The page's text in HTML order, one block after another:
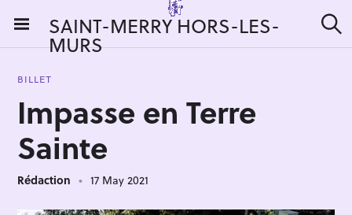
i
SAINT-MERRY HORS-LES-
MURS e
BILLET
Impasse en Terre
Sainte
Rédaction 17 May 2021